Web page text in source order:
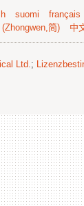
suomi français
(Zhongwen,简) 中
Ltd.;